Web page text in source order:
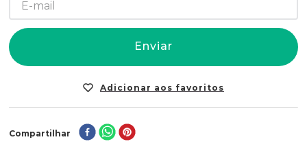
Enviar
Compartilhar